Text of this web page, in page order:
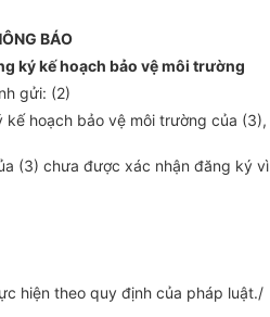
BÁO
ký kế hoạch bảo vệ môi trường
gửi: (2)
kế hoạch bảo vệ môi trường của (3),
(3) chưa được xác nhận đăng ký vì
hiện theo quy định của pháp luật./